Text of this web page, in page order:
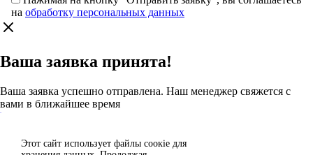
на обработку персональных данных
Ваша заявка принята!
Ваша заявка успешно отправлена. Наш менеджер свяжется с
вами в ближайшее время
Каталог
Этот сайт использует файлы сoокіе для